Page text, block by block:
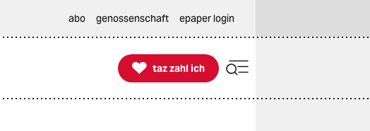
abo genossenschaft epaper login

taz zahl ich
taz zahl ich